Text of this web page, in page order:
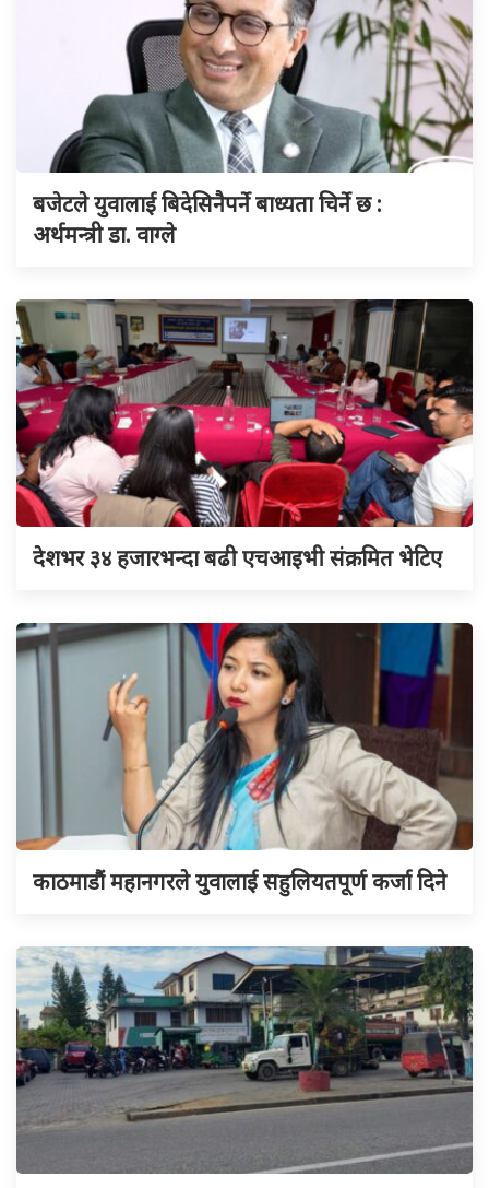
बजेटले युवालाई बिदेसिनैपर्ने बाध्यता चिर्ने छ :
अर्थमन्त्री डा. वाग्ले
देशभर ३४ हजारभन्दा बढी एचआइभी संक्रमित भेटिए
काठमाडौं महानगरले युवालाई सहुलियतपूर्ण कर्जा दिने